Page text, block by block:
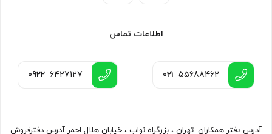
اطلاعات تماس
021 55688462
0922 6427127
آدرس دفتر همکاران: تهران ، بزرگراه نواب ، خیابان هلال احمر آدرس دفترفروش